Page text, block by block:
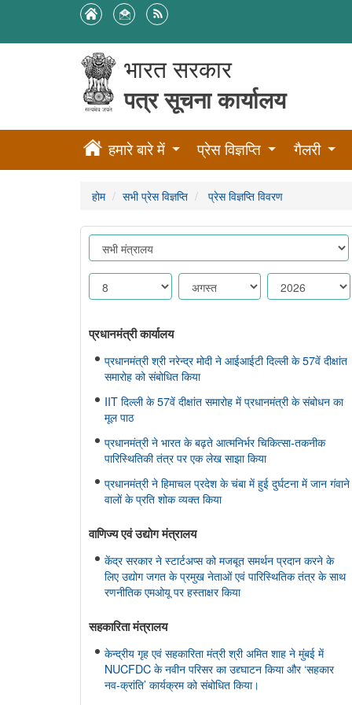
भारत सरकार
पत्र सूचना कार्यालय
हमारे बारे में प्रेस विज्ञप्ति गैलरी
होम सभी प्रेस विज्ञप्ति प्रेस विज्ञप्ति विवरण
प्रधानमंत्री कार्यालय
प्रधानमंत्री श्री नरेन्द्र मोदी ने आईआईटी दिल्ली के 57वें दीक्षांत
समारोह को संबोधित किया
IIT दिल्ली के 57वें दीक्षांत समारोह में प्रधानमंत्री के संबोधन का
मूल पाठ
प्रधानमंत्री ने भारत के बढ़ते आत्मनिर्भर चिकित्सा-तकनीक
पारिस्थितिकी तंत्र पर एक लेख साझा किया
प्रधानमंत्री ने हिमाचल प्रदेश के चंबा में हुई दुर्घटना में जान गंवाने
वालों के प्रति शोक व्यक्त किया
वाणिज्‍य एवं उद्योग मंत्रालय
केंद्र सरकार ने स्टार्टअप्स को मजबूत समर्थन प्रदान करने के
लिए उद्योग जगत के प्रमुख नेताओं एवं पारिस्थितिक तंत्र के साथ
रणनीतिक एमओयू पर हस्ताक्षर किया
सहकारिता मंत्रालय
केन्द्रीय गृह एवं सहकारिता मंत्री श्री अमित शाह ने मुंबई में
NUCFDC के नवीन परिसर का उद्द्घाटन किया और ‘सहकार
नव-क्रांति’ कार्यक्रम को संबोधित किया।